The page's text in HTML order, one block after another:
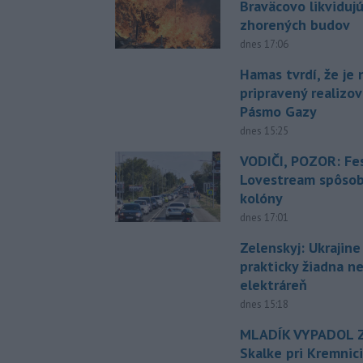
Braväcovo
zhorených budov
dnes 17:06
Hamas tvrdí, že je
pripravený
Pásmo Gazy
dnes 15:25
VODIČI, POZOR:
Lovestream
kolóny
dnes 17:01
Zelenskyj:
prakticky žiadna
elektráreň
dnes 15:18
MLADÍK VYPADOL
Skalke pri